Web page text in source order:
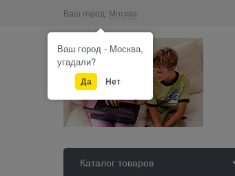
Ваш город: Москва
Каталог товаров
Ваш город - Москва,
угадали?
Да Нет